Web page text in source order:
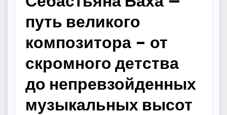
путь великого
композитора – от
скромного детства
до непревзойденных
музыкальных высот